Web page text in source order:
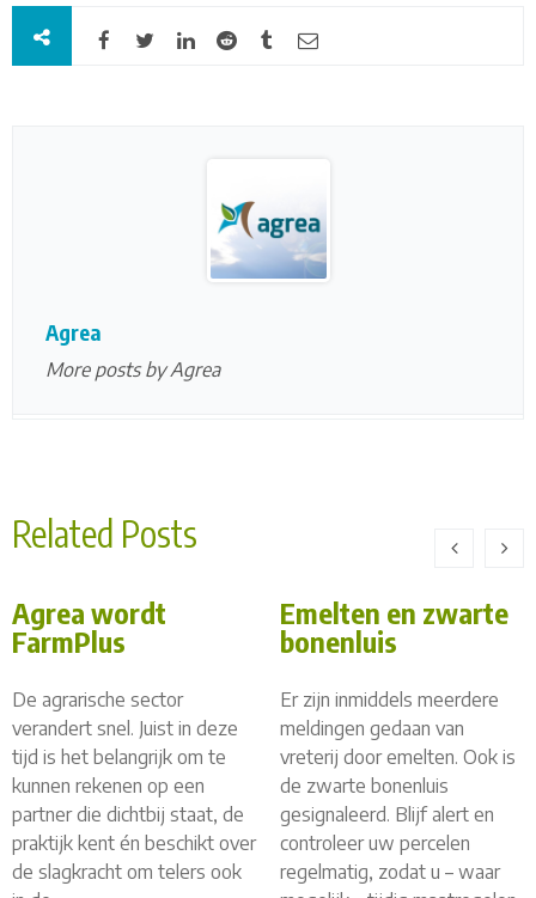
Agrea
More posts by Agrea
Related Posts
Agrea wordt
FarmPlus
De agrarische sector
verandert snel. Juist in deze
tijd is het belangrijk om te
kunnen rekenen op een
partner die dichtbij staat, de
praktijk kent én beschikt over
de slagkracht om telers ook
Emelten en zwarte
bonenluis
Er zijn inmiddels meerdere
meldingen gedaan van
vreterij door emelten. Ook is
de zwarte bonenluis
gesignaleerd. Blijf alert en
controleer uw percelen
regelmatig, zodat u – waar